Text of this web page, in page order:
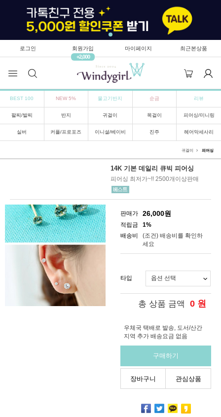
로그인
회원가입
+2,000
마이페이지 최근본상품
BEST 100 NEW 5% 물고기반지 순금 리뷰
팔찌/발찌 반지 귀걸이 목걸이 피어싱/미니링
실버 커플/프로포즈 이니셜/베이비 진주 헤어악세사리
귀걸이 피어싱
14K 기본 데일리 큐빅 피어싱
피어싱 최저가~!! 2500개이상판매
판매가 26,000원
적립금
1%
배송비
(조건) 배송비를 확인하
세요
타입
총 상품 금액 0 원
우체국 택배로 발송, 도서/산간
지역 추가 배송요금 없음
구매하기
장바구니 관심상품